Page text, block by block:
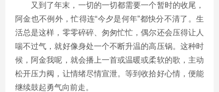
又到了年末，一切的一切都需要一个暂时的收尾，
阿金也不例外，忙得连“今夕是何年”都快分不清了。生
活总是这样，零零碎碎、匆匆忙忙，偶尔还会压得让人
喘不过气，就好像身处一个不断升温的高压锅。这种时
候，阿金我呢，就会播上一首或温暖或柔软的歌，主动
松开压力阀，让情绪尽情宣泄。等到收拾好心情，便能
继续鼓起勇气向前走。